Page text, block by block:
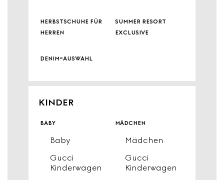
herbstschuhe für
herren
summer resort
exclusive
denim-auswahl
KINDER
baby
Baby
Gucci
Kinderwagen
mädchen
Mädchen
Gucci
Kinderwagen